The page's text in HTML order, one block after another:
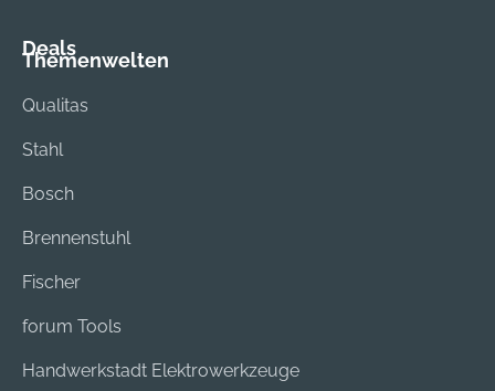
Deals
Themenwelten
Qualitas
Stahl
Bosch
Brennenstuhl
Fischer
forum Tools
Handwerkstadt Elektrowerkzeuge